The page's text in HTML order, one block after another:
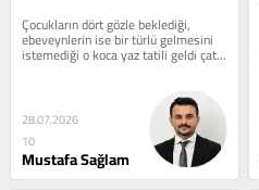
Çocukların dört gözle beklediği,
ebeveynlerin ise bir türlü gelmesini
istemediği o koca yaz tatili geldi çattı
yine.  Çocuklar evde uzun...
28.07.2026
10
Mustafa Sağlam